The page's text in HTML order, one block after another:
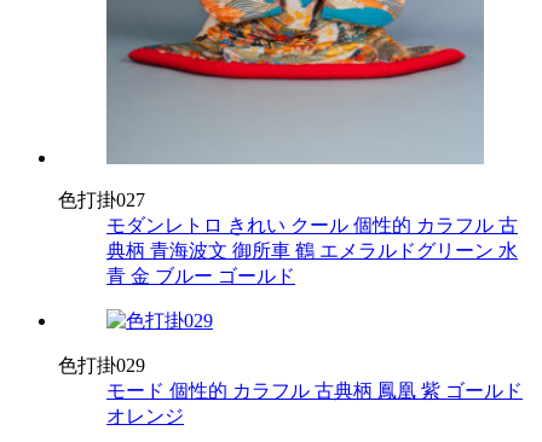
色打掛027
モダンレトロ きれい クール 個性的 カラフル 古
典柄 青海波文 御所車 鶴 エメラルドグリーン 水
青 金 ブルー ゴールド
色打掛029
モード 個性的 カラフル 古典柄 鳳凰 紫 ゴールド
オレンジ